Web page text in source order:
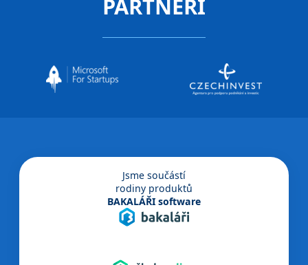
PARTNEŘI
Jsme součástí
rodiny produktů
BAKALÁŘI software